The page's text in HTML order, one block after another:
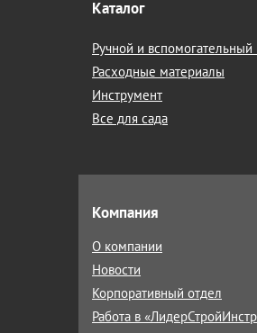
Каталог
Ручной и вспомогательный
Расходные материалы
Инструмент
Все для сада
Компания
О компании
Новости
Корпоративный отдел
Работа в